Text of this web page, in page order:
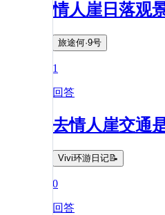
情人崖日落观
旅途何·9号
1
回答
去情人崖交通
Vivi环游日记📝
0
回答